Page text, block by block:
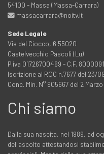
54100 - Massa (Massa-Carrara)
massacarrara@noitv.it
Sede Legale
Via del Ciocco, 6 55020
Castelvecchio Pascoli (Lu)
P.iva 01726700469 - C.F.
Iscrizione al ROC n.7677 del 23/
Conc. Min. N° 905667 del 2
Chi siamo
Dalla sua nascita, nel 1989, ad
dell'ascolto attestandosi